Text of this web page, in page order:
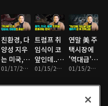
국제시장
붙잡혔
다... 술렁
이는 한인
사회
존청 브이
로그
친환경, 다
양성 지우
는 미국,
뒤에서 미
국?
01/17/2025 • 8분
트럼프 취
임식이 코
앞인데...
리더, 외
부재로 절
01/15/2025 • 7분
연말 美 주
택시장에
'역대급'
빙하기가
유는?
01/15/2025 • 5분